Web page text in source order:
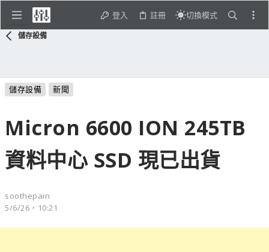
登入 註冊 切換模式
儲存設備
儲存設備 新聞
Micron 6600 ION 245TB
資料中心 SSD 現已出貨
soothepain
5/6/26，10:21